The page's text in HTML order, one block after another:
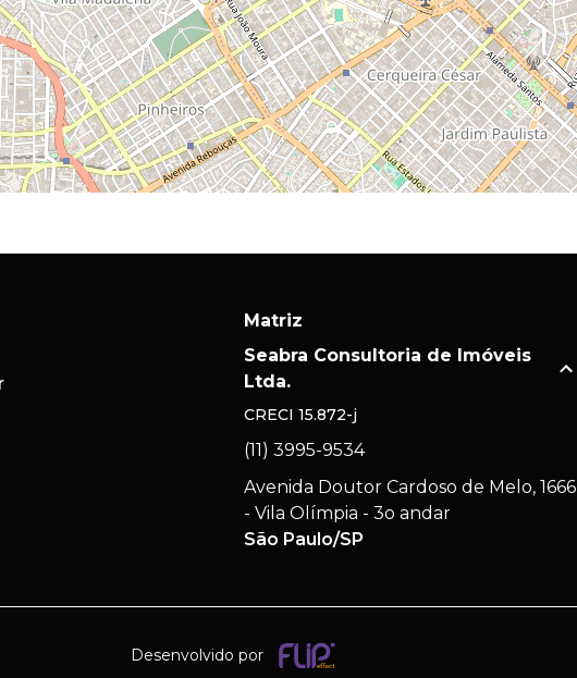
Matriz
Seabra Consultoria de Imóveis
Ltda.
CRECI 15.872-j
(11) 3995-9534
Avenida Doutor Cardoso de Melo, 1666
- Vila Olímpia - 3o andar
São Paulo/SP
Desenvolvido por